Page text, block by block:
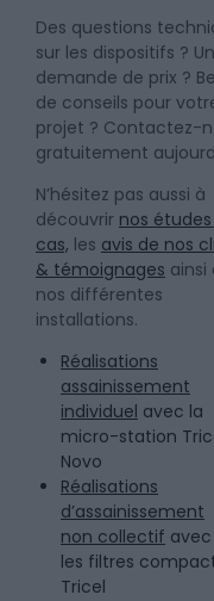
Des questions
sur les dispositifs ?
demande de prix ?
de conseils pour
projet ? Contactez-
gratuitement
N’hésitez pas aussi à
découvrir nos
cas, les avis de nos
& témoignages ainsi
nos différentes
installations.
Réalisations
assainissement
individuel avec la
micro-station
Novo
Réalisations
d’assainissement
non collectif avec
les filtres
Tricel